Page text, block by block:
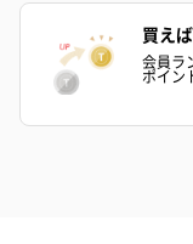
買え
会員ラ
ポイン